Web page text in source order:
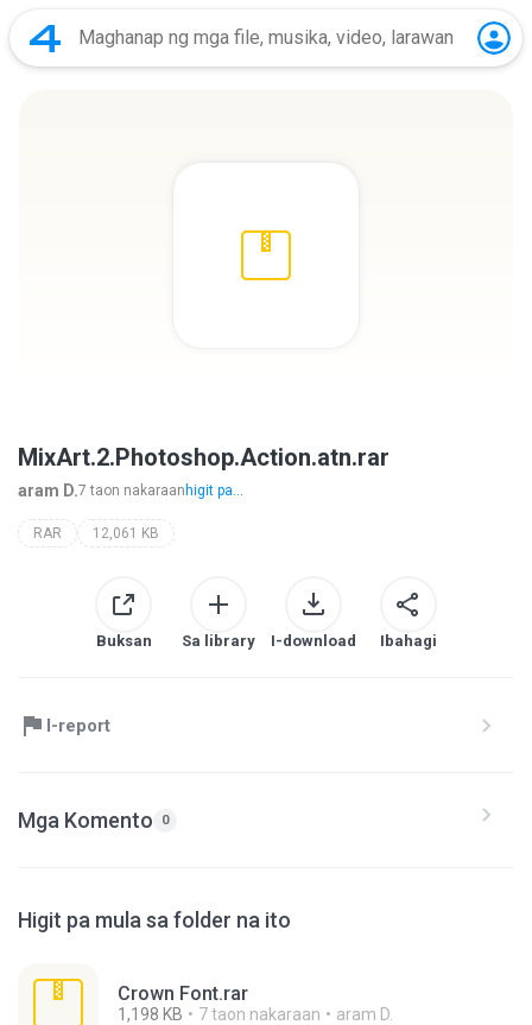
MixArt.2.Photoshop.Action.atn.rar
aram D.7 taon nakaraan higit pa...
RAR 12,061 KB
Buksan Sa library I-download Ibahagi
I-report
Mga Komento 0
Higit pa mula sa folder na ito
Crown Font.rar
1,198 KB 7 taon nakaraan aram D.